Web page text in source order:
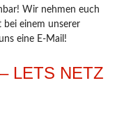
Wir nehmen euch
einem unserer
eine E-Mail!
LETS NETZ